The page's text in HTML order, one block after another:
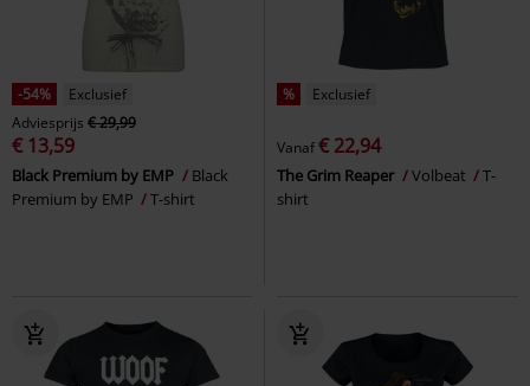
-54%
Exclusief
Adviesprijs € 29,99
€ 13,59
Black Premium by EMP
Black
Premium by EMP
T-shirt
% Exclusief
Vanaf€ 22,94
The Grim Reaper Volbeat
T-
shirt